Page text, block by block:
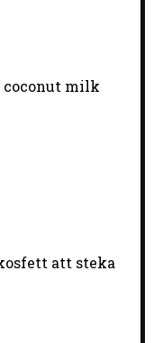
coconut milk
att steka